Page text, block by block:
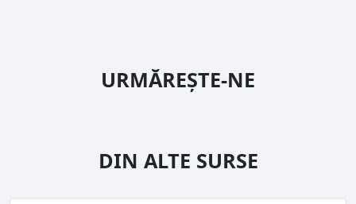
URMĂREȘTE-NE
DIN ALTE SURSE